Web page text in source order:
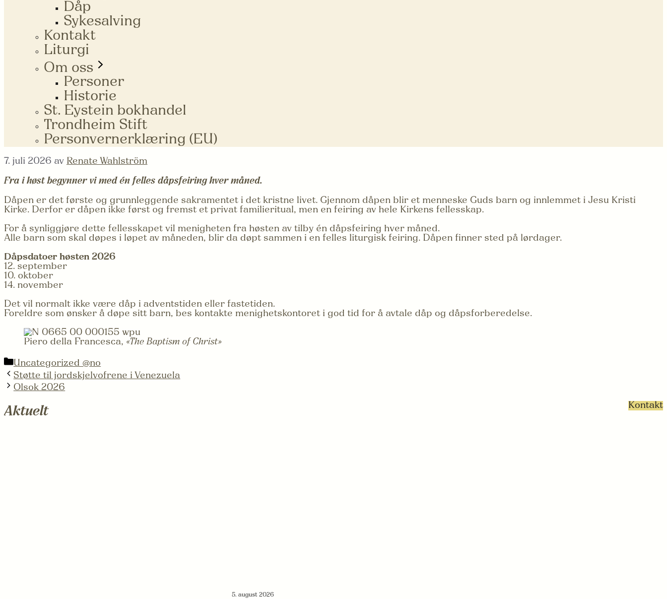
Dåp
Sykesalving
Kontakt
Liturgi
Om oss
Personer
Historie
St. Eystein bokhandel
Trondheim Stift
Personvernerklæring (EU)
7. juli 2026 av Renate Wahlström
Fra i høst begynner vi med én felles dåpsfeiring hver måned.
Dåpen er det første og grunnleggende sakramentet i det kristne livet. Gjennom dåpen blir et menneske Guds barn og innlemmet i Jesu Kristi
Kirke. Derfor er dåpen ikke først og fremst et privat familieritual, men en feiring av hele Kirkens fellesskap.
For å synliggjøre dette fellesskapet vil menigheten fra høsten av tilby én dåpsfeiring hver måned.
Alle barn som skal døpes i løpet av måneden, blir da døpt sammen i en felles liturgisk feiring. Dåpen finner sted på lørdager.
Dåpsdatoer høsten 2026
12. september
10. oktober
14. november
Det vil normalt ikke være dåp i adventstiden eller fastetiden.
Foreldre som ønsker å døpe sitt barn, bes kontakte menighetskontoret i god tid for å avtale dåp og dåpsforberedelse.
Piero della Francesca, «The Baptism of Christ»
Kategorier
Uncategorized @no
Støtte til jordskjelvofrene i Venezuela
Olsok 2026
Aktuelt Kontakt
5. august 2026